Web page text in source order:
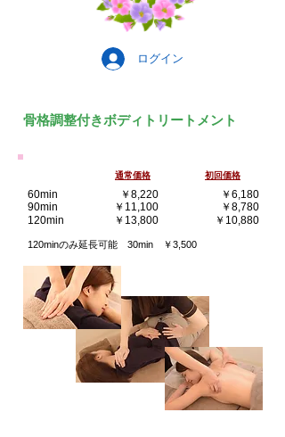
ログイン
骨格調整付きボディトリートメント
通常価格 ​初回価格
￥8,220
￥11,100
￥13,800
60min
90min
120min
￥6,180
￥8,780
￥10,880
120minのみ延長可能 30min ￥3,500